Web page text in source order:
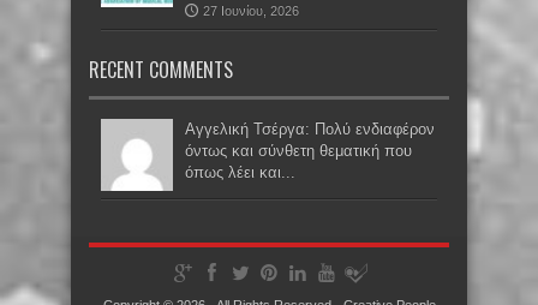
27 Ιουνίου, 2026
RECENT COMMENTS
Αγγελική Τσέργα: Πολύ ενδιαφέρον
όντως και σύνθετη θεματική που
όπως λέει και...